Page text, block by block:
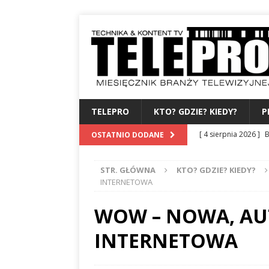
TELEPRO KTO? GDZIE? KIEDY?
OSTATNIO DODANE [ 4 sierpnia 2026 ]
[ 3 sierpnia 2026 ]
[ 31 lipca 2026 ]
[ 27 lipca 2026 ]
STR. GŁÓWNA KTO? GDZIE? KIEDY?
INTERNETOWA
WOW – NOWA,
INTERNETOWA